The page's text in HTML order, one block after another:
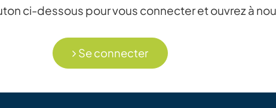
ci-dessous pour vous connecter et ouvrez à
Se connecter